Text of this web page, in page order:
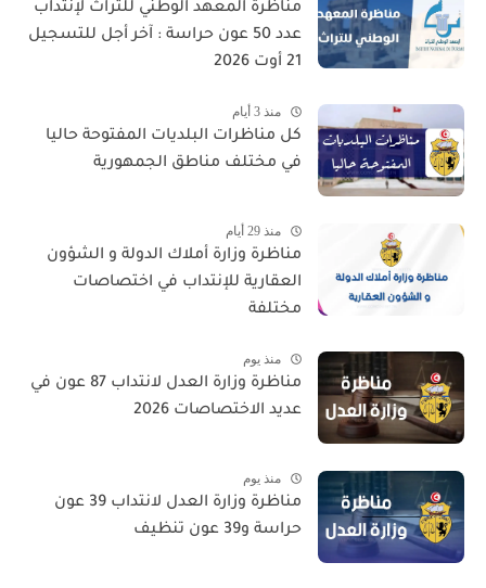
مناظرة المعهد الوطني للتراث لإنتداب
عدد 50 عون حراسة : آخر أجل للتسجيل
21 أوت 2026
منذ 3 أيام
كل مناظرات البلديات المفتوحة حاليا
في مختلف مناطق الجمهورية
منذ 29 أيام
مناظرة وزارة أملاك الدولة و الشؤون
العقارية للإنتداب في اختصاصات
مختلفة
منذ يوم
مناظرة وزارة العدل لانتداب 87 عون في
عديد الاختصاصات 2026
منذ يوم
مناظرة وزارة العدل لانتداب 39 عون
حراسة و39 عون تنظيف